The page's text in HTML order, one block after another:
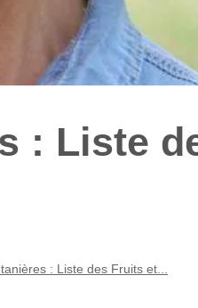
: Liste
: Liste des Fruits et...